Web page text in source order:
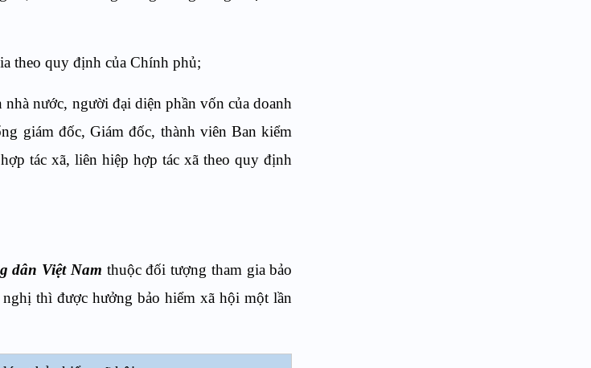
theo quy định của Chính phủ;
nước, người đại diện phần vốn của doanh
giám đốc, Giám đốc, thành viên Ban kiểm
tác xã, liên hiệp hợp tác xã theo quy định
dân Việt Nam thuộc đối tượng tham gia bảo
thì được hưởng bảo hiểm xã hội một lần